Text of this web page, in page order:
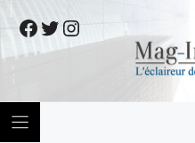
to
content
Facebook
Twitter
Instagram